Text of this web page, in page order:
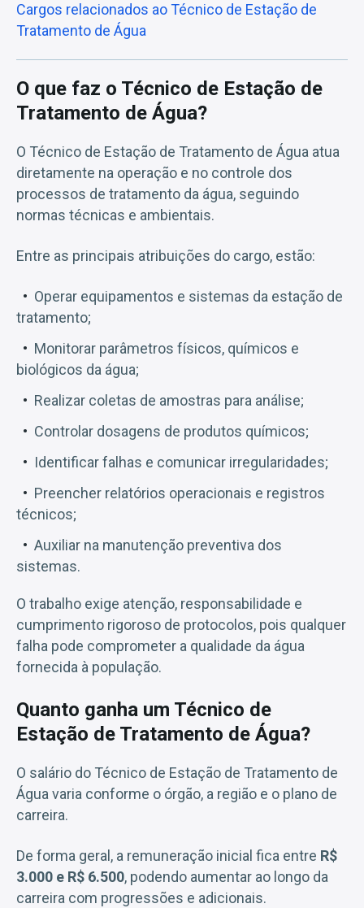
Cargos relacionados ao Técnico de Estação de
Tratamento de Água
O que faz o Técnico de Estação de
Tratamento de Água?
O Técnico de Estação de Tratamento de Água atua
diretamente na operação e no controle dos
processos de tratamento da água, seguindo
normas técnicas e ambientais.
Entre as principais atribuições do cargo, estão:
Operar equipamentos e sistemas da estação de
tratamento;
Monitorar parâmetros físicos, químicos e
biológicos da água;
Realizar coletas de amostras para análise;
Controlar dosagens de produtos químicos;
Identificar falhas e comunicar irregularidades;
Preencher relatórios operacionais e registros
técnicos;
Auxiliar na manutenção preventiva dos
sistemas.
O trabalho exige atenção, responsabilidade e
cumprimento rigoroso de protocolos, pois qualquer
falha pode comprometer a qualidade da água
fornecida à população.
Quanto ganha um Técnico de
Estação de Tratamento de Água?
O salário do Técnico de Estação de Tratamento de
Água varia conforme o órgão, a região e o plano de
carreira.
De forma geral, a remuneração inicial fica entre R$
3.000 e R$ 6.500, podendo aumentar ao longo da
carreira com progressões e adicionais.